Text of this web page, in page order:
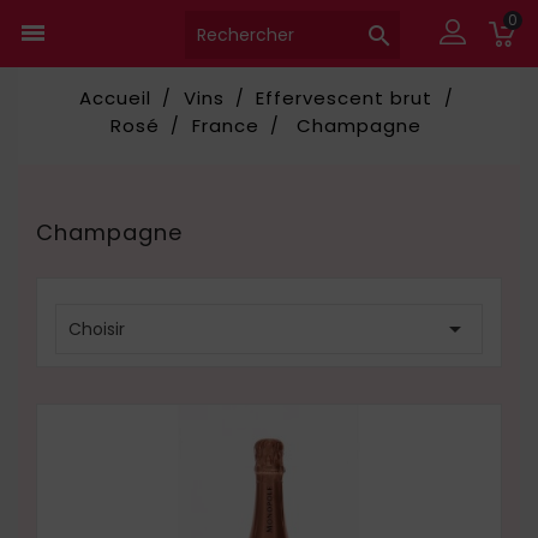
 
0
Accueil Vins
Effervescent brut
Rosé
France Champagne
Champagne
Choisir 